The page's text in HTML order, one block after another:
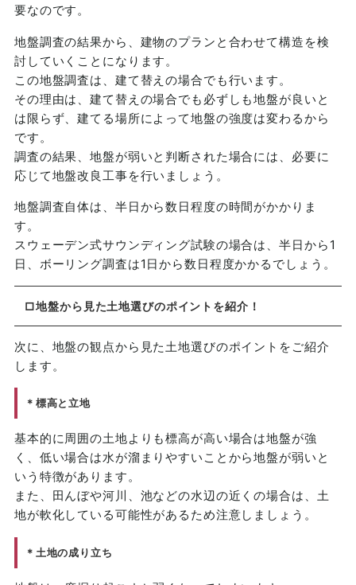
要なのです。
地盤調査の結果から、建物のプランと合わせて構造を検
討していくことになります。
この地盤調査は、建て替えの場合でも行います。
その理由は、建て替えの場合でも必ずしも地盤が良いと
は限らず、建てる場所によって地盤の強度は変わるから
です。
調査の結果、地盤が弱いと判断された場合には、必要に
応じて地盤改良工事を行いましょう。
地盤調査自体は、半日から数日程度の時間がかかりま
す。
スウェーデン式サウンディング試験の場合は、半日から1
日、ボーリング調査は1日から数日程度かかるでしょう。
□地盤から見た土地選びのポイントを紹介！
次に、地盤の観点から見た土地選びのポイントをご紹介
します。
＊標高と立地
基本的に周囲の土地よりも標高が高い場合は地盤が強
く、低い場合は水が溜まりやすいことから地盤が弱いと
いう特徴があります。
また、田んぼや河川、池などの水辺の近くの場合は、土
地が軟化している可能性があるため注意しましょう。
＊土地の成り立ち